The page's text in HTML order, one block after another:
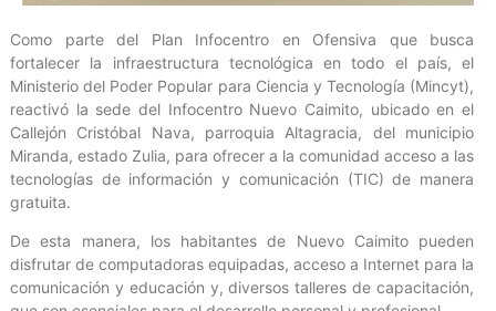
Como parte del Plan Infocentro en Ofensiva que busca
fortalecer la infraestructura tecnológica en todo el país, el
Ministerio del Poder Popular para Ciencia y Tecnología (Mincyt),
reactivó la sede del Infocentro Nuevo Caimito, ubicado en el
Callejón Cristóbal Nava, parroquia Altagracia, del municipio
Miranda, estado Zulia, para ofrecer a la comunidad acceso a las
tecnologías de información y comunicación (TIC) de manera
gratuita.
De esta manera, los habitantes de Nuevo Caimito pueden
disfrutar de computadoras equipadas, acceso a Internet para la
comunicación y educación y, diversos talleres de capacitación,